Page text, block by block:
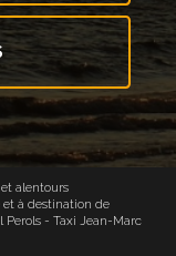
alentours
à destination de
- Taxi Jean-Marc